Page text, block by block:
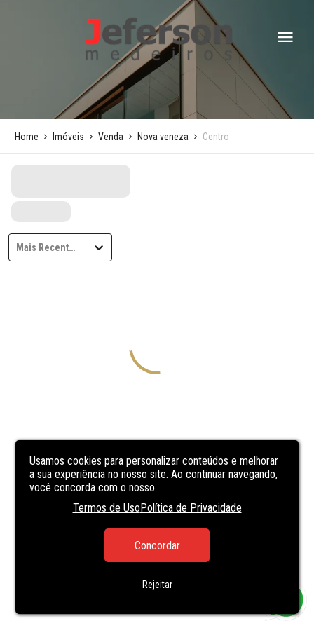
Usamos cookies para personalizar conteúdos e melhorar
a sua experiência no nosso site. Ao continuar navegando,
você concorda com o nosso
Termos de UsoPolítica de Privacidade
Concordar
Rejeitar
Home Imóveis Venda Nova veneza Centro
Mais Recentes